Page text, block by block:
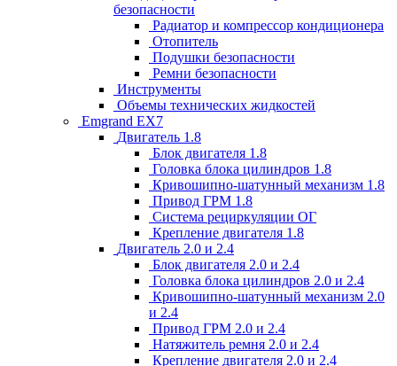
безопасности
Радиатор и компрессор кондиционера
Отопитель
Подушки безопасности
Ремни безопасности
Инструменты
Объемы технических жидкостей
Emgrand EX7
Двигатель 1.8
Блок двигателя 1.8
Головка блока цилиндров 1.8
Кривошипно-шатунный механизм 1.8
Привод ГРМ 1.8
Система рециркуляции ОГ
Крепление двигателя 1.8
Двигатель 2.0 и 2.4
Блок двигателя 2.0 и 2.4
Головка блока цилиндров 2.0 и 2.4
Кривошипно-шатунный механизм 2.0
и 2.4
Привод ГРМ 2.0 и 2.4
Натяжитель ремня 2.0 и 2.4
Крепление двигателя 2.0 и 2.4